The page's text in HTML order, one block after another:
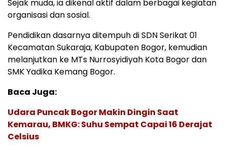
Sejak muda, ia dikenal aktif dalam berbagai kegiatan
organisasi dan sosial.
Pendidikan dasarnya ditempuh di SDN Serikat 01
Kecamatan Sukaraja, Kabupaten Bogor, kemudian
melanjutkan ke MTs Nurrosyidiyah Kota Bogor dan
SMK Yadika Kemang Bogor.
Baca Juga:
Udara Puncak Bogor Makin Dingin Saat
Kemarau, BMKG: Suhu Sempat Capai 16 Derajat
Celsius